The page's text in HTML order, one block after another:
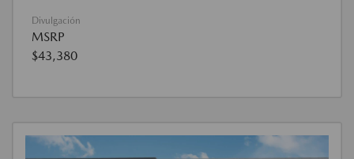
Divulgación
MSRP
$43,380